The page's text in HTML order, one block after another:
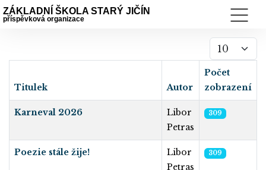
ZÁKLADNÍ ŠKOLA STARÝ JIČÍN
příspěvková organizace
Počet
Titulek Autor
Počet
zobrazení
Karneval 2026
Libor
Petras
309
Poezie stále žije!
Libor
Petras
309